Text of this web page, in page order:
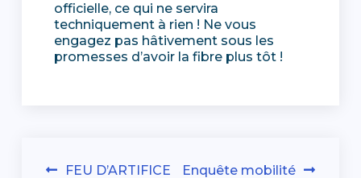
officielle, ce qui ne servira
techniquement à rien ! Ne vous
engagez pas hâtivement sous les
promesses d’avoir la fibre plus tôt !
FEU D’ARTIFICE
Enquête mobilité